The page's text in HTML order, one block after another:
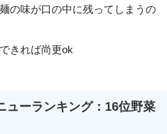
の味が口の中に残ってしまうの
きれば尚更ok
ューランキング：16位野菜